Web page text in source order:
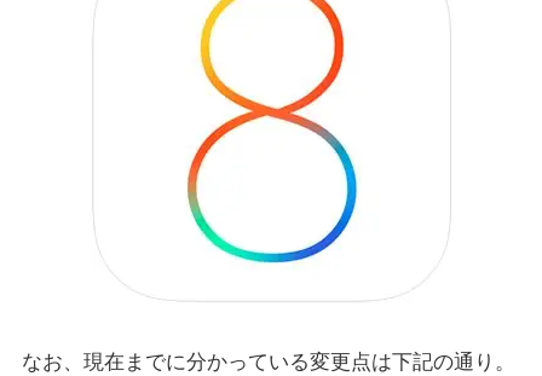
なお、現在までに分かっている変更点は下記の通り。